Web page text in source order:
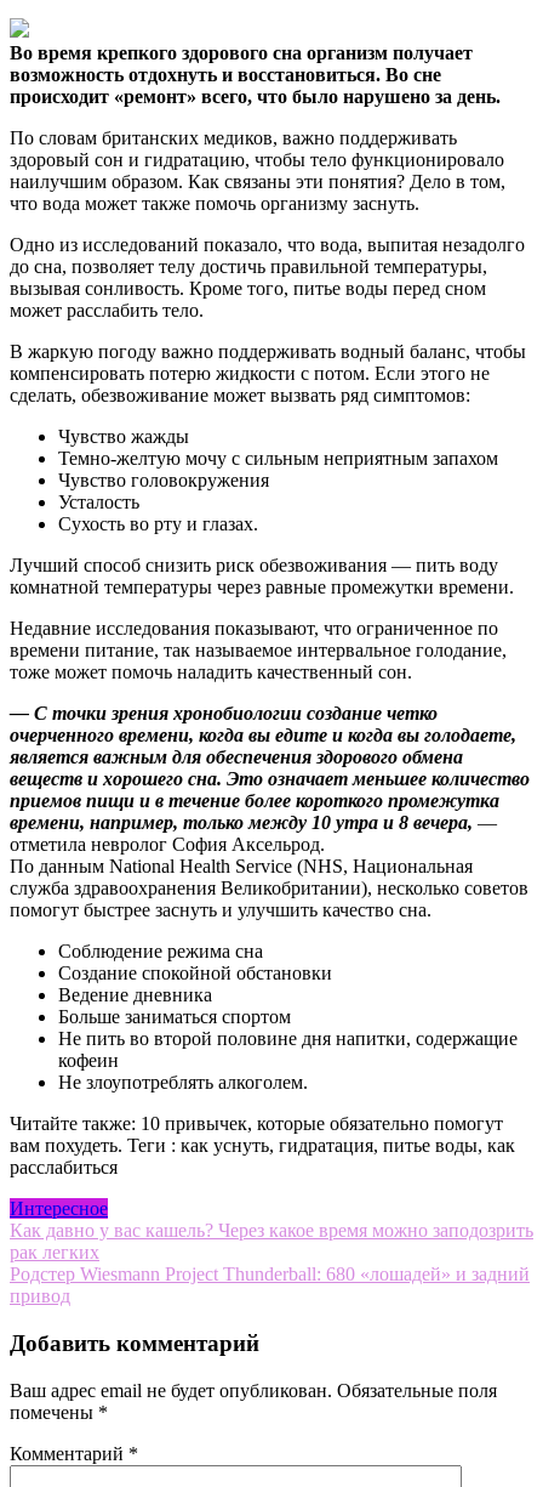
Во время крепкого здорового сна организм получает
возможность отдохнуть и восстановиться. Во сне
происходит «ремонт» всего, что было нарушено за день.
По словам британских медиков, важно поддерживать
здоровый сон и гидратацию, чтобы тело функционировало
наилучшим образом. Как связаны эти понятия? Дело в том,
что вода может также помочь организму заснуть.
Одно из исследований показало, что вода, выпитая незадолго
до сна, позволяет телу достичь правильной температуры,
вызывая сонливость. Кроме того, питье воды перед сном
может расслабить тело.
В жаркую погоду важно поддерживать водный баланс, чтобы
компенсировать потерю жидкости с потом. Если этого не
сделать, обезвоживание может вызвать ряд симптомов:
Чувство жажды
Темно-желтую мочу с сильным неприятным запахом
Чувство головокружения
Усталость
Сухость во рту и глазах.
Лучший способ снизить риск обезвоживания — пить воду
комнатной температуры через равные промежутки времени.
Недавние исследования показывают, что ограниченное по
времени питание, так называемое интервальное голодание,
тоже может помочь наладить качественный сон.
— С точки зрения хронобиологии создание четко
очерченного времени, когда вы едите и когда вы голодаете,
является важным для обеспечения здорового обмена
веществ и хорошего сна. Это означает меньшее количество
приемов пищи и в течение более короткого промежутка
времени, например, только между 10 утра и 8 вечера, —
отметила невролог София Аксельрод.
По данным National Health Service (NHS, Национальная
служба здравоохранения Великобритании), несколько советов
помогут быстрее заснуть и улучшить качество сна.
Соблюдение режима сна
Создание спокойной обстановки
Ведение дневника
Больше заниматься спортом
Не пить во второй половине дня напитки, содержащие
кофеин
Не злоупотреблять алкоголем.
Читайте также: 10 привычек, которые обязательно помогут
вам похудеть. Теги : как уснуть, гидратация, питье воды, как
расслабиться
Интересное
Навигация
по
записям
Как давно у вас кашель? Через какое время можно заподозрить
рак легких
Родстер Wiesmann Project Thunderball: 680 «лошадей» и задний
привод
Добавить комментарий
Ваш адрес email не будет опубликован. Обязательные поля
помечены *
Комментарий *